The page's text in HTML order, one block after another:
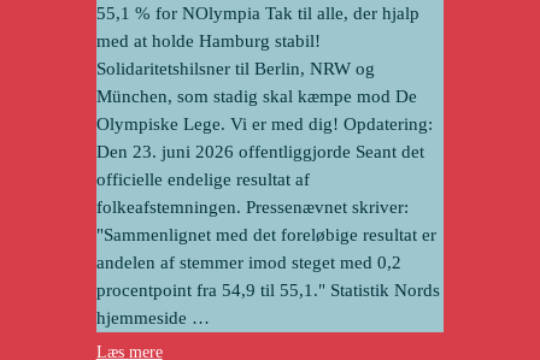
55,1 % for NOlympia Tak til alle, der hjalp
med at holde Hamburg stabil!
Solidaritetshilsner til Berlin, NRW og
München, som stadig skal kæmpe mod De
Olympiske Lege. Vi er med dig! Opdatering:
Den 23. juni 2026 offentliggjorde Seant det
officielle endelige resultat af
folkeafstemningen. Pressenævnet skriver:
"Sammenlignet med det foreløbige resultat er
andelen af stemmer imod steget med 0,2
procentpoint fra 54,9 til 55,1." Statistik Nords
hjemmeside …
Læs mere